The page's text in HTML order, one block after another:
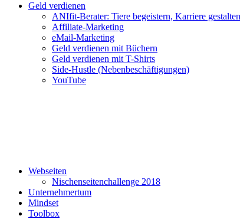
Geld verdienen
ANIfit-Berater: Tiere begeistern, Karriere gestalten
Affiliate-Marketing
eMail-Marketing
Geld verdienen mit Büchern
Geld verdienen mit T-Shirts
Side-Hustle (Nebenbeschäftigungen)
YouTube
Webseiten
Nischenseitenchallenge 2018
Unternehmertum
Mindset
Toolbox